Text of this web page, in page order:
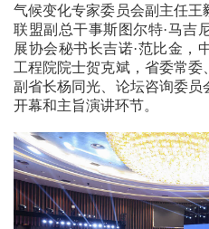
气候变化专家委员会副主任
联盟副总干事斯图尔特·马
展协会秘书长吉诺·范比金，
工程院院士贺克斌，省委常委
副省长杨同光、论坛咨询委
开幕和主旨演讲环节。